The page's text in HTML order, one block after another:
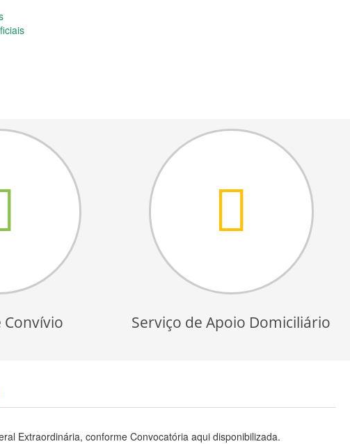
Convívio Serviço de Apoio Domiciliário
Extraordinária, conforme Convocatória aqui disponibilizada.